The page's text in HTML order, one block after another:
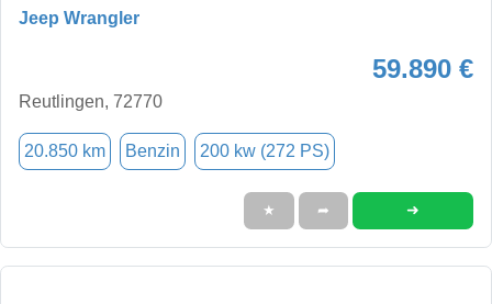
Jeep Wrangler
59.890 €
Reutlingen, 72770
20.850 km Benzin 200 kw (272 PS)
★ ➦ ➜